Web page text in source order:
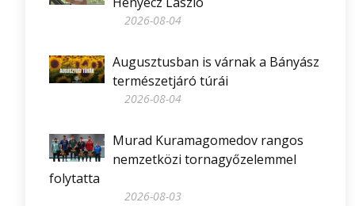
2026-08-04
Augusztusban is várnak a Bányász
természetjáró túrái
2026-08-04
Murad Kuramagomedov rangos
nemzetközi tornagyőzelemmel
folytatta
2026-08-03